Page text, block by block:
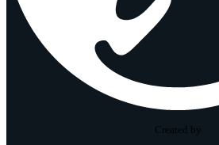
Created by